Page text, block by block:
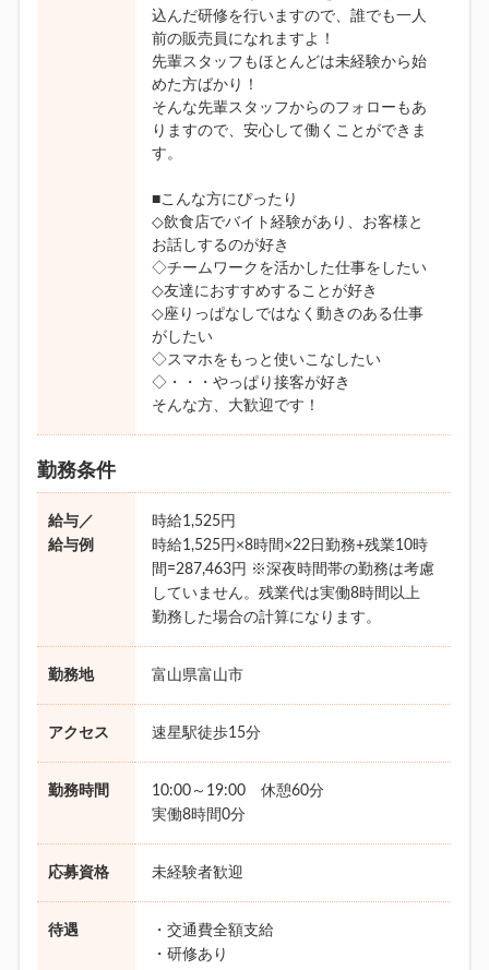
込んだ研修を行いますので、誰でも一人
前の販売員になれますよ！
先輩スタッフもほとんどは未経験から始
めた方ばかり！
そんな先輩スタッフからのフォローもあ
りますので、安心して働くことができま
す。
■こんな方にぴったり
◇飲食店でバイト経験があり、お客様と
お話しするのが好き
◇チームワークを活かした仕事をしたい
◇友達におすすめすることが好き
◇座りっぱなしではなく動きのある仕事
がしたい
◇スマホをもっと使いこなしたい
◇・・・やっぱり接客が好き
そんな方、大歓迎です！
勤務条件
給与／
給与例
時給1,525円
時給1,525円×8時間×22日勤務+残業10時
間=287,463円 ※深夜時間帯の勤務は考慮
していません。残業代は実働8時間以上
勤務した場合の計算になります。
勤務地 富山県富山市
アクセス 速星駅徒歩15分
勤務時間
10:00～19:00 休憩60分
実働8時間0分
応募資格 未経験者歓迎
待遇
・交通費全額支給
・研修あり